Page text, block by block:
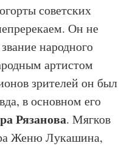
советских
Он не
народного
артистом
зрителей он был
в основном его
Рязанова. Мягков
Женю Лукашина,